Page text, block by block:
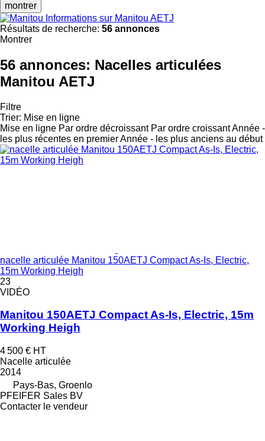
montrer
Informations sur Manitou AETJ
Résultats de recherche: 56 annonces
Montrer
56 annonces: Nacelles articulées
Manitou AETJ
Filtre
Trier: Mise en ligne
Mise en ligne Par ordre décroissant Par ordre croissantAnnée -
les plus récentes en premierAnnée - les plus anciens au début
nacelle articulée Manitou 150AETJ Compact As-Is, Electric,
15m Working Heigh
23
VIDÉO
Manitou 150AETJ Compact As-Is, Electric, 15m
Working Heigh
4 500 € HT
Nacelle articulée
2014
Pays-Bas, Groenlo
PFEIFER Sales BV
Contacter le vendeur